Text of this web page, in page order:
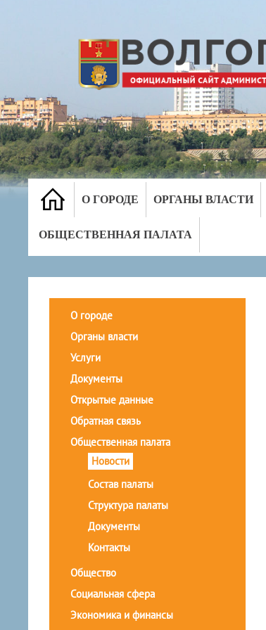
О ГОРОДЕ ОРГАНЫ ВЛАСТИ
ОБЩЕСТВЕННАЯ ПАЛАТА
О городе
Органы власти
Услуги
Документы
Открытые данные
Обратная связь
Общественная палата
Новости
Состав палаты
Структура палаты
Документы
Контакты
Общество
Социальная сфера
Экономика и финансы